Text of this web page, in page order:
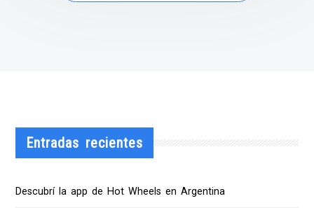
Entradas recientes
Descubrí la app de Hot Wheels en Argentina